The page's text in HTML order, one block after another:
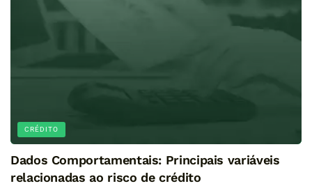
CRÉDITO
Dados Comportamentais: Principais variáveis
relacionadas ao risco de crédito